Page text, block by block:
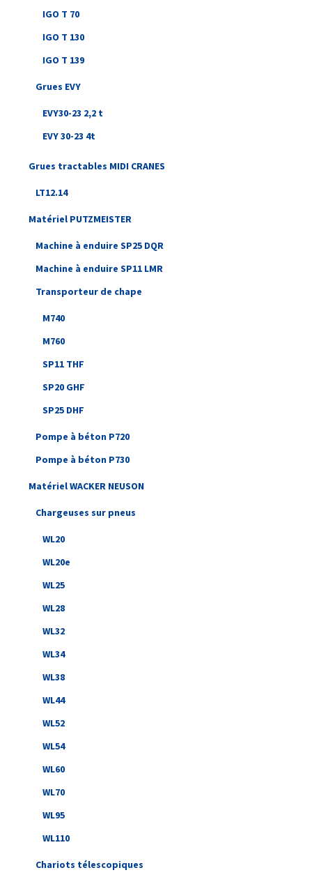
IGO T 70
IGO T 130
IGO T 139
Grues EVY
EVY30-23 2,2 t
EVY 30-23 4t
Grues tractables MIDI CRANES
LT12.14
Matériel PUTZMEISTER
Machine à enduire SP25 DQR
Machine à enduire SP11 LMR
Transporteur de chape
M740
M760
SP11 THF
SP20 GHF
SP25 DHF
Pompe à béton P720
Pompe à béton P730
Matériel WACKER NEUSON
Chargeuses sur pneus
WL20
WL20e
WL25
WL28
WL32
WL34
WL38
WL44
WL52
WL54
WL60
WL70
WL95
WL110
Chariots télescopiques